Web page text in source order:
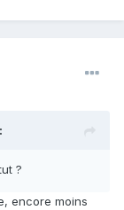
?
encore moins